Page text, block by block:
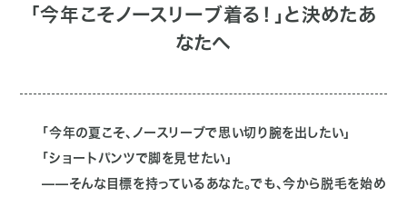
「今年こそノースリーブ着る！」 と決めたあ
なたへ
「今年の夏こそ、ノースリーブで思い切り腕を出したい」
「ショートパンツで脚を見せたい」
——そんな目標を持っているあなた。でも、今から脱毛を始め